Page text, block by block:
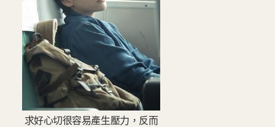
求好心切很容易產生壓力，反而